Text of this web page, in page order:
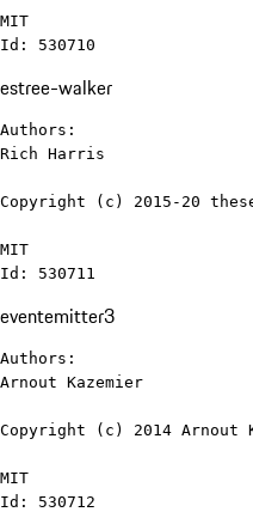
MIT
Id: 530710
estree-walker
Authors:
Rich Harris
Copyright (c) 2015-20
MIT
Id: 530711
eventemitter3
Authors:
Arnout Kazemier
Copyright (c) 2014 Arnout
MIT
Id: 530712